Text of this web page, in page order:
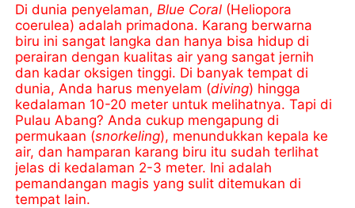
Di dunia penyelaman, Blue Coral (Heliopora
coerulea) adalah primadona. Karang berwarna
biru ini sangat langka dan hanya bisa hidup di
perairan dengan kualitas air yang sangat jernih
dan kadar oksigen tinggi. Di banyak tempat di
dunia, Anda harus menyelam (diving) hingga
kedalaman 10-20 meter untuk melihatnya. Tapi di
Pulau Abang? Anda cukup mengapung di
permukaan (snorkeling), menundukkan kepala ke
air, dan hamparan karang biru itu sudah terlihat
jelas di kedalaman 2-3 meter. Ini adalah
pemandangan magis yang sulit ditemukan di
tempat lain.